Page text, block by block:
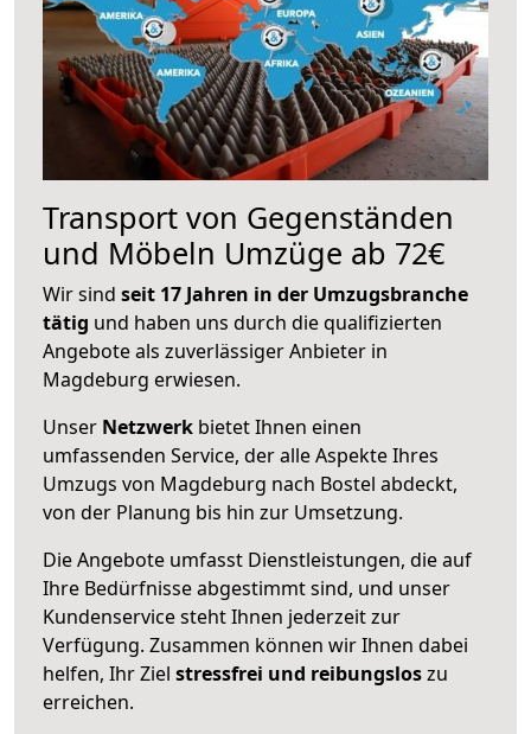
Transport von Gegenständen
und Möbeln Umzüge ab 72€
Wir sind seit 17 Jahren in der Umzugsbranche
tätig und haben uns durch die qualifizierten
Angebote als zuverlässiger Anbieter in
Magdeburg erwiesen.
Unser Netzwerk bietet Ihnen einen
umfassenden Service, der alle Aspekte Ihres
Umzugs von Magdeburg nach Bostel abdeckt,
von der Planung bis hin zur Umsetzung.
Die Angebote umfasst Dienstleistungen, die auf
Ihre Bedürfnisse abgestimmt sind, und unser
Kundenservice steht Ihnen jederzeit zur
Verfügung. Zusammen können wir Ihnen dabei
helfen, Ihr Ziel stressfrei und reibungsloszu
erreichen.